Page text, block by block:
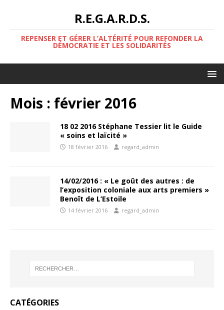
R.E.G.A.R.D.S.
REPENSER ET GÉRER L’ALTÉRITÉ POUR REFONDER LA
DÉMOCRATIE ET LES SOLIDARITÉS
Mois : février 2016
18 02 2016 Stéphane Tessier lit le Guide
« soins et laïcité »
18 février 2016 regard_admin
14/02/2016 : « Le goût des autres : de
l’exposition coloniale aux arts premiers »
Benoît de L’Estoile
14 février 2016 regard_admin
CATÉGORIES